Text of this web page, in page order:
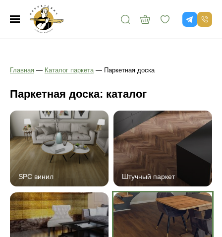
Главная — Каталог паркета — Паркетная доска
Паркетная доска: каталог
SPC винил Штучный паркет